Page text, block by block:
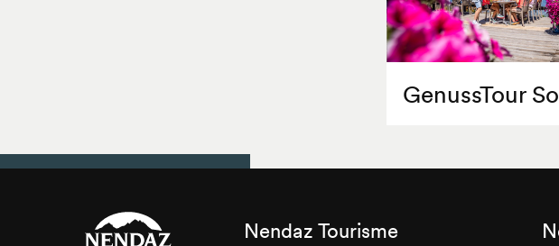
GenussTour
Nendaz Tourisme